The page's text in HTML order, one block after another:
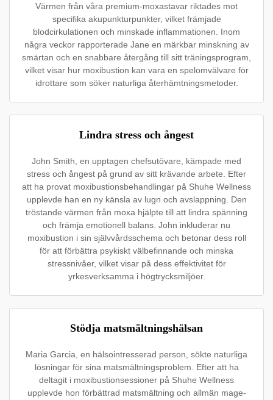
Värmen från våra premium-moxastavar riktades mot
specifika akupunkturpunkter, vilket främjade
blodcirkulationen och minskade inflammationen. Inom
några veckor rapporterade Jane en märkbar minskning av
smärtan och en snabbare återgång till sitt träningsprogram,
vilket visar hur moxibustion kan vara en spelomvälvare för
idrottare som söker naturliga återhämtningsmetoder.
Lindra stress och ångest
John Smith, en upptagen chefsutövare, kämpade med
stress och ångest på grund av sitt krävande arbete. Efter
att ha provat moxibustionsbehandlingar på Shuhe Wellness
upplevde han en ny känsla av lugn och avslappning. Den
tröstande värmen från moxa hjälpte till att lindra spänning
och främja emotionell balans. John inkluderar nu
moxibustion i sin självvårdsschema och betonar dess roll
för att förbättra psykiskt välbefinnande och minska
stressnivåer, vilket visar på dess effektivitet för
yrkesverksamma i högtrycksmiljöer.
Stödja matsmältningshälsan
Maria Garcia, en hälsointresserad person, sökte naturliga
lösningar för sina matsmältningsproblem. Efter att ha
deltagit i moxibustionsessioner på Shuhe Wellness
upplevde hon förbättrad matsmältning och allmän mage-